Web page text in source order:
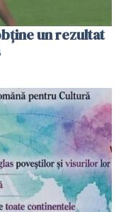
un rezultat